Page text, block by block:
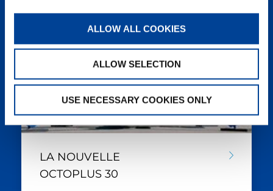
ALLOW ALL COOKIES
ALLOW SELECTION
USE NECESSARY COOKIES ONLY
LA NOUVELLE
OCTOPLUS 30